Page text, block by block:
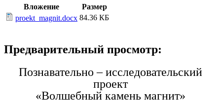
Вложение
Размер
proekt_magnit.docx 84.36 КБ
Предварительный просмотр:
Познавательно – исследовательский
проект
«Волшебный камень магнит»